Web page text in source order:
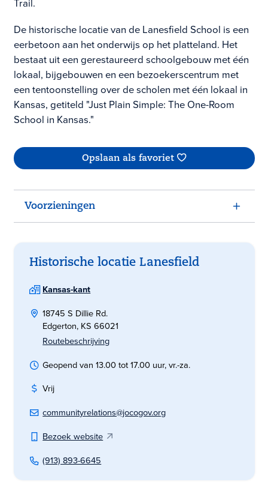
Trail.
De historische locatie van de Lanesfield School is een
eerbetoon aan het onderwijs op het platteland. Het
bestaat uit een gerestaureerd schoolgebouw met één
lokaal, bijgebouwen en een bezoekerscentrum met
een tentoonstelling over de scholen met één lokaal in
Kansas, getiteld "Just Plain Simple: The One-Room
School in Kansas."
Opslaan als favoriet
Voorzieningen
Historische locatie Lanesfield
Kansas-kant
18745 S Dillie Rd.
Edgerton, KS 66021
Routebeschrijving
Geopend van 13.00 tot 17.00 uur, vr.-za.
Vrij
communityrelations@jocogov.org
Bezoek website
(913) 893-6645